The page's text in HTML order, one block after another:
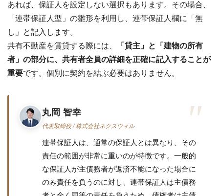
あれば、保証人を設定しない選択もあります。その場合、
「連帯保証人型」の雛形を利用し、連帯保証人欄に「無
し」と記入します。
共有不動産を賃貸する際には、
「貸主」と「建物の所有
者」の部分に、共有者全員の詳細を正確に記入することが
重要です。個別に契約を結ぶ必要はありません。
丸岡 智幸
代表取締役 / 株式会社ネクスウィル
連帯保証人は、通常の保証人とは異なり、その
責任の範囲が非常に重いのが特徴です。一般的
な保証人が主債務者が返済不能になった場合に
のみ責任を負うのに対し、連帯保証人は主債務